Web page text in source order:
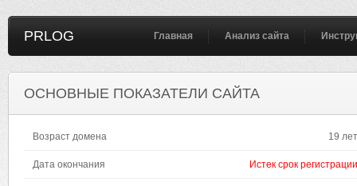
PRLOG Главная Анализ сайта
ОСНОВНЫЕ ПОКАЗАТЕЛИ САЙТА
Возраст домена 19 лет
Дата окончания Истек срок регистрации